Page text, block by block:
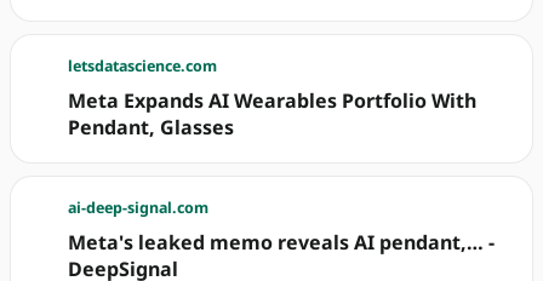
letsdatascience.com
Meta Expands AI Wearables Portfolio With
Pendant, Glasses
ai-deep-signal.com
Meta's leaked memo reveals AI pendant,… -
DeepSignal